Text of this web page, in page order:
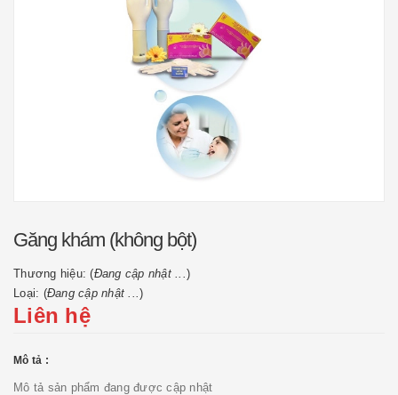
Găng khám (không bột)
Thương hiệu: (Đang cập nhật ...)
Loại: (Đang cập nhật ...)
Liên hệ
Mô tả :
Mô tả sản phẩm đang được cập nhật